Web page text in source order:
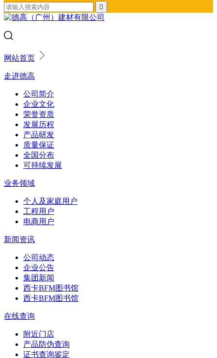

网站首页
走进德高
公司简介
企业文化
荣誉资质
发展历程
产品研发
质量保证
全国分布
可持续发展
业务领域
个人及家庭用户
工程用户
电商用户
新闻资讯
公司动态
企业公告
集团新闻
西卡BFM图书馆
西卡BFM图书馆
在线查询
附近门店
产品防伪查询
证书查询鉴定